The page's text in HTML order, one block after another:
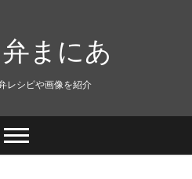
まにあ
レシピや画像を紹介